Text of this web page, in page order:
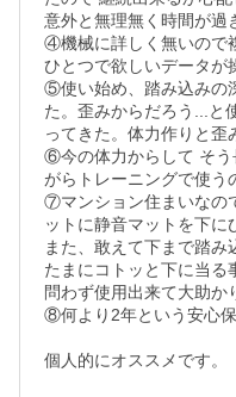
意外と無理無く時間が過
④機械に詳しく無いので
ひとつで欲しいデータが
⑤使い始め、踏み込みの
た。歪みからだろう...と
ってきた。体力作りと
⑥今の体力からして そう
がらトレーニングで使う
⑦マンション住まいなの
ットに静音マットを下に
また、敢えて下まで踏み
たまにコトッと下に当る
問わず使用出来て大助か
⑧何より2年という安心
個人的にオススメです。